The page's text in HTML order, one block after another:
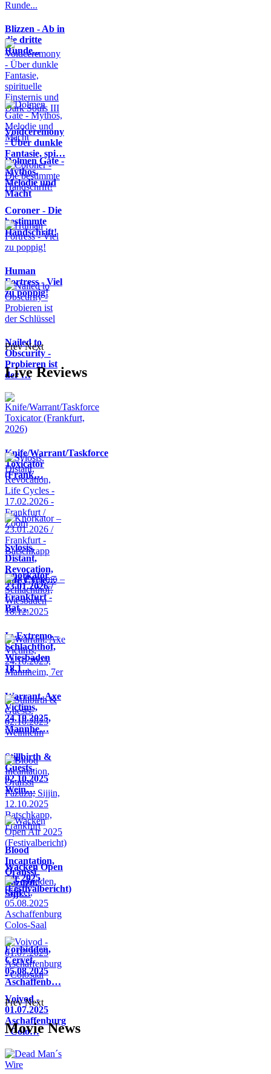
Blizzen - Ab in
die dritte
Runde...
Voidceremony
- Über dunkle
Fantasie, spi…
Dolmen Gate -
Mythos,
Melodie und
Macht
Coroner - Die
bestimmte
Handschrift!
Human
Fortress - Viel
zu poppig!
Nailed to
Obscurity -
Probieren ist
der …
Prev Next
Live Reviews
Knife/Warrant/Taskforce
Toxicator
(Frank…
Sylosis,
Distant,
Revocation,
Life Cycle…
Knorkator –
23.01.2026 /
Frankfurt -
Bat…
In Extremo –
Schlachthof,
Wiesbaden
18.1…
Warrant, Axe
Victims,
24.10.2025,
Mannhe…
Stillbirth &
Guests,
02.10.2025
Wein…
Blood
Incantation,
Oranssi
Pazuzu,
Sijji…
Wacken Open
Air 2025
(Festivalbericht)
Forbidden,
Cervet,
05.08.2025
Aschaffenb…
Voivod -
01.07.2025
Aschaffenburg
- Colo…
Prev Next
Movie News